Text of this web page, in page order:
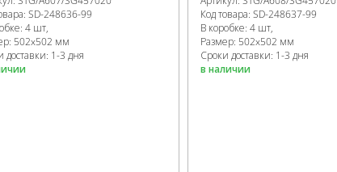
SD-248636-99
: 4 шт,
502x502 мм
доставки: 1-3 дня
Код товара:SD-248637-99
В коробке:4 шт,
Размер: 502x502 мм
Сроки доставки: 1-3 дня
в наличии